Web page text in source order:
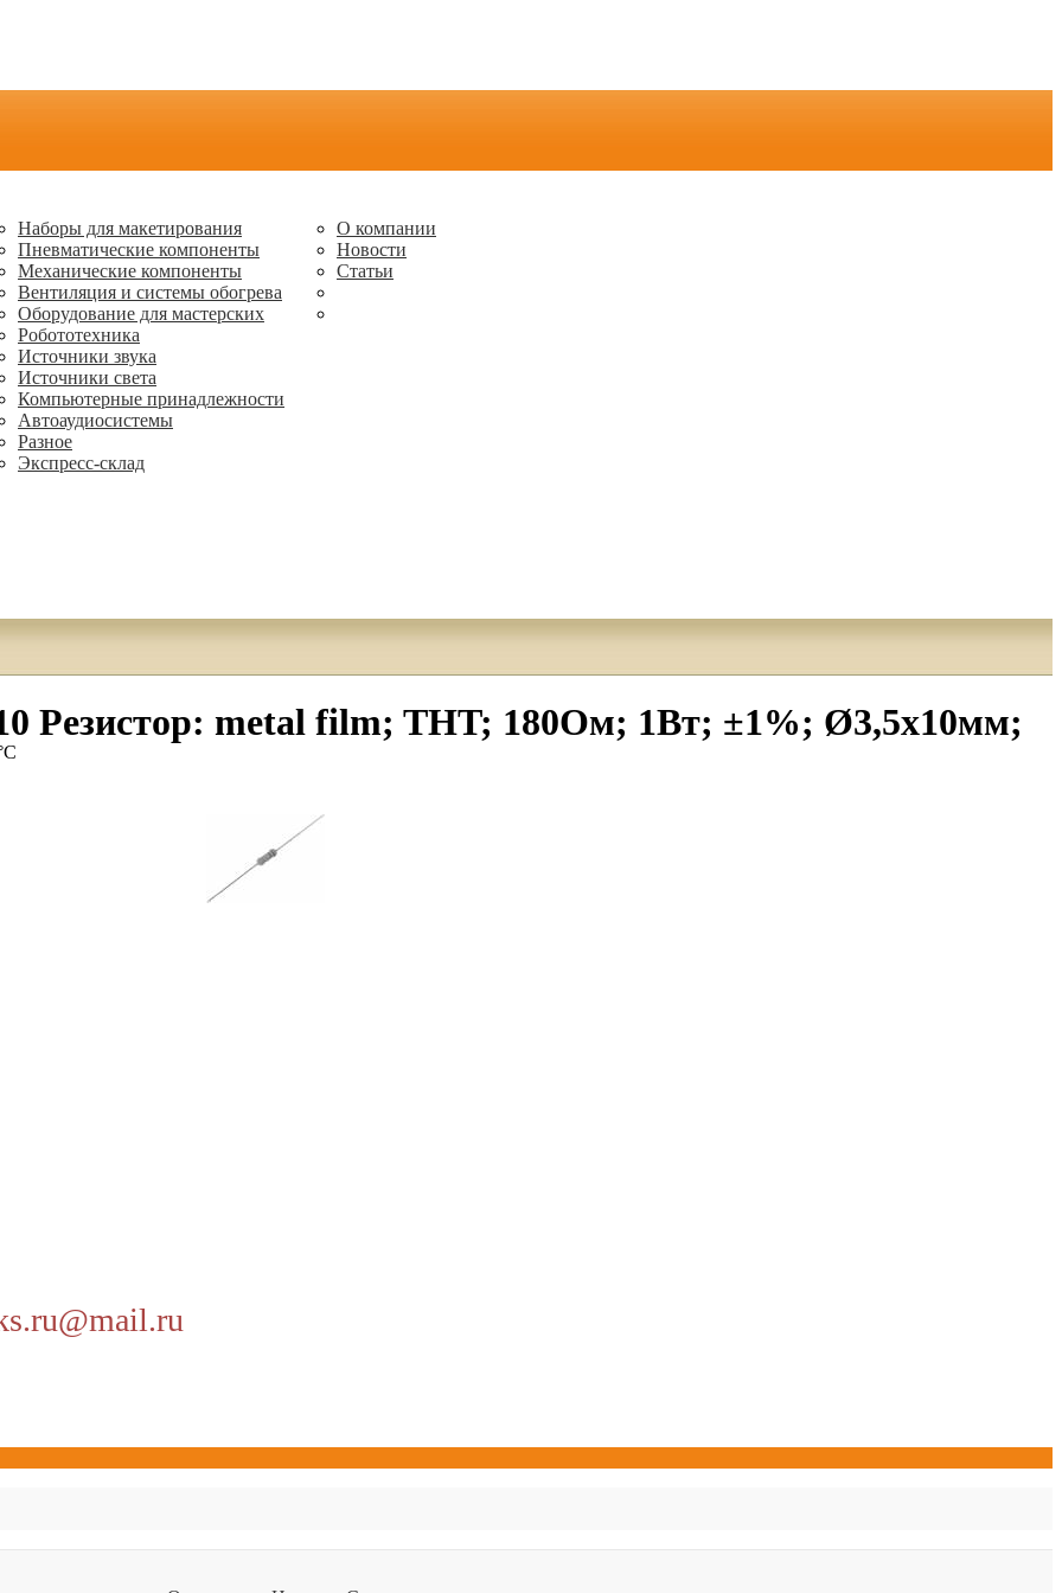
Наборы для макетирования
Пневматические компоненты
Механические компоненты
Вентиляция и системы обогрева
Оборудование для мастерских
Робототехника
Источники звука
Источники света
Компьютерные принадлежности
Автоаудиосистемы
Разное
Экспресс-склад
О компании
Новости
Статьи
Резистор: metal film; THT; 180Ом; 1Вт; ±1%; Ø3,5x10мм;